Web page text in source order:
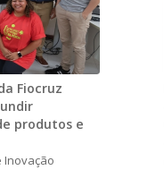
Fiocruz
produtos e
Inovação